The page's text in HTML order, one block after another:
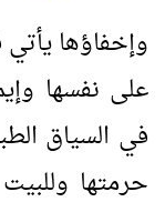
وإخفاؤها
على نفسها
في السياق
حرمتها